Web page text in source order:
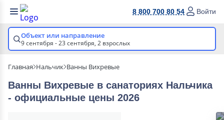
8 800 700 80 54 Войти
Объект или направление
9 сентября - 23 сентября, 2 взрослых
Главная Нальчик Ванны Вихревые
Ванны Вихревые в cанаториях Нальчика
- официальные цены 2026